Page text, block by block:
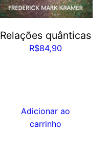
Relações quânticas
R$84,90
Adicionar ao
carrinho